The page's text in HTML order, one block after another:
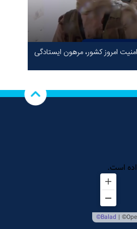
امروز کشور، مرهون ایستادگی